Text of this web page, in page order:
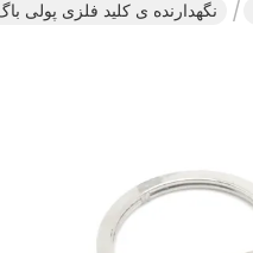
نگهدارنده ی کلید فلزی پولی